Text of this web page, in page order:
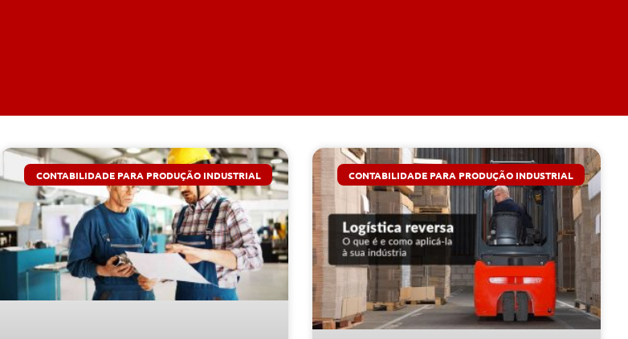
CONTABILIDADE PARA PRODUÇÃO INDUSTRIAL CONTABILIDADE PARA PRODUÇÃO INDUSTRIAL